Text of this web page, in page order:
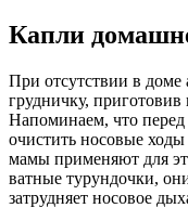
Капли
При отсутствии в
грудничку,
Напоминаем, что
очистить носовые
мамы применяют для
ватные турундочки,
затрудняет носовое